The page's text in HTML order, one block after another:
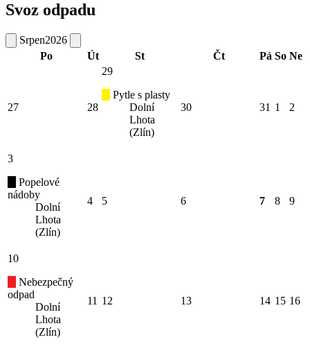
Svoz odpadu
Srpen2026
Po
Út St Čt Pá So Ne
27 28
29
Pytle s plasty
Dolní
Lhota
(Zlín)
30 31 1 2
3
Popelové
nádoby
Dolní
Lhota
(Zlín)
4 5 6 7 8 9
10
Nebezpečný
odpad
Dolní
Lhota
(Zlín)
11 12 13 14 15 16